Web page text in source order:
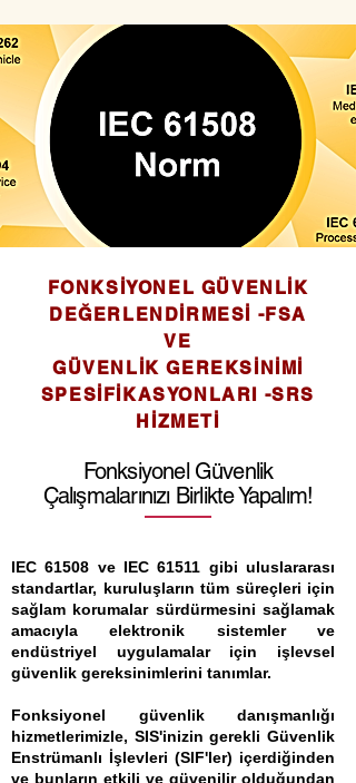
FONKSİYONEL GÜVENLİK
DEĞERLENDİRMESİ -FSA
VE
GÜVENLİK GEREKSİNİMİ
SPESİFİKASYONLARI -SRS
HİZMETİ
Fonksiyonel Güvenlik
Çalışmalarınızı Birlikte Yapalım!
IEC 61508 ve IEC 61511 gibi uluslararası
standartlar, kuruluşların tüm süreçleri için
sağlam korumalar sürdürmesini sağlamak
amacıyla elektronik sistemler ve
endüstriyel uygulamalar için işlevsel
güvenlik gereksinimlerini tanımlar.
Fonksiyonel güvenlik danışmanlığı
hizmetlerimizle, SIS'inizin gerekli Güvenlik
Enstrümanlı İşlevleri (SIF'ler) içerdiğinden
ve bunların etkili ve güvenilir olduğundan